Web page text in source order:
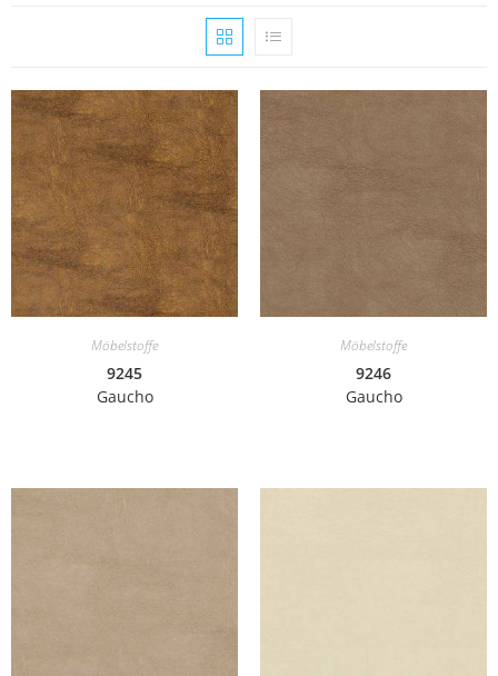
Möbelstoffe
9245
Gaucho
Möbelstoffe
9246
Gaucho